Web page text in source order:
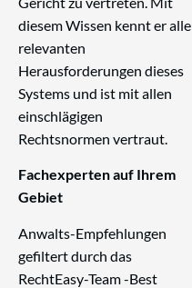
diesem Wissen kennt er alle
relevanten
Herausforderungen dieses
Systems und ist mit allen
einschlägigen
Rechtsnormen vertraut.
Fachexperten auf Ihrem
Gebiet
Anwalts-Empfehlungen
gefiltert durch das
RechtEasy-Team -Best